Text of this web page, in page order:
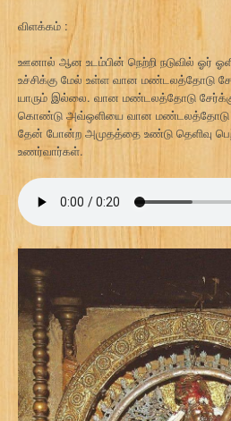
விளக்கம் :
ஊனால் ஆன உடம்பின் நெற்றி நடுவில் ஓர்
உச்சிக்கு மேல் உள்ள வான மண்டலத்தோடு
யாரும் இல்லை. வான மண்டலத்தோடு
கொண்டு அவ்ஒளியை வான மண்டலத்தோடு
தேன் போன்ற அமுதத்தை உண்டு தெளிவு
உணர்வார்கள்.